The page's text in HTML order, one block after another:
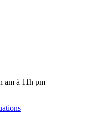
am à 11h pm